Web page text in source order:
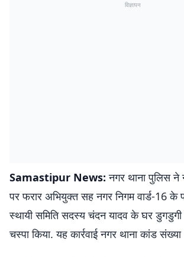
विज्ञापन
Samastipur News: नगर थाना पुलिस
पर फरार अभियुक्त सह नगर निगम वार्ड-16 के
स्थायी समिति सदस्य चंदन यादव के घर डुगडुगी
चस्पा किया. यह कार्रवाई नगर थाना कांड